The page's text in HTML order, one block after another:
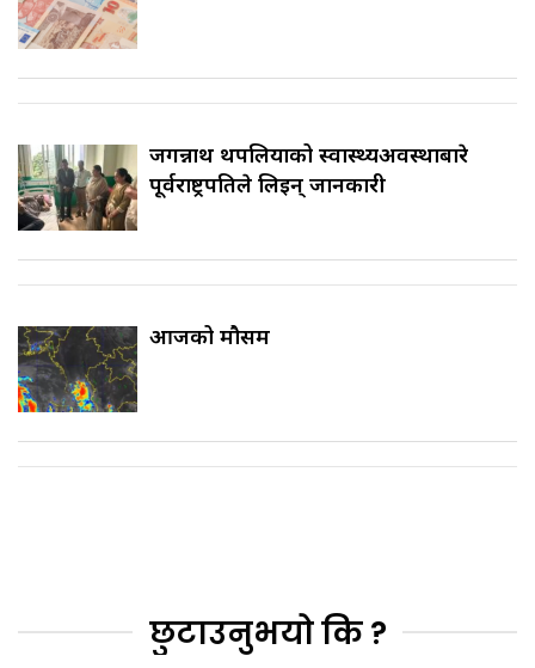
जगन्नाथ थपलियाको स्वास्थ्यअवस्थाबारे
पूर्वराष्ट्रपतिले लिइन् जानकारी
आजको मौसम
छुटाउनुभयो कि ?